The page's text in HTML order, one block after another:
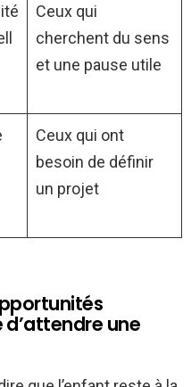
Ceux qui
cherchent du sens
et une pause utile
Ceux qui ont
besoin de définir
un projet
une